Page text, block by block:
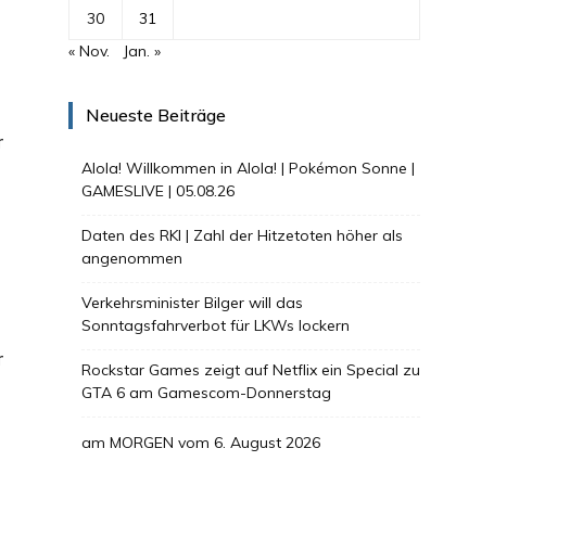
30
31
« Nov.
Jan. »
Neueste Beiträge
Alola! Willkommen in Alola! | Pokémon Sonne |
GAMESLIVE | 05.08.26
Daten des RKI | Zahl der Hitzetoten höher als
angenommen
Verkehrsminister Bilger will das
Sonntagsfahrverbot für LKWs lockern
Rockstar Games zeigt auf Netflix ein Special zu
GTA 6 am Gamescom-Donnerstag
am MORGEN vom 6. August 2026